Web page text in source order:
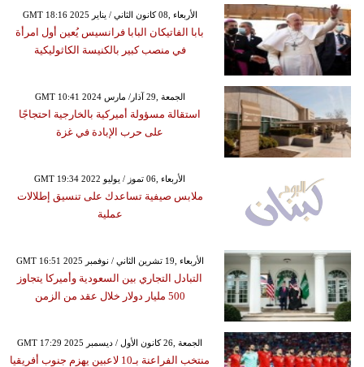
GMT 18:16 2025 الأربعاء ,08 كانون الثاني / يناير
بابا الفاتيكان البابا فرانسيس يُعين أول امرأة
في منصب كبير بالكنيسة الكاثوليكية
GMT 10:41 2024 الجمعة ,29 آذار/ مارس
استقالة مسؤولة أميركية بالخارجية احتجاجًا
على حرب الإبادة في غزة
GMT 19:34 2022 الأربعاء ,06 تموز / يوليو
ملابس صيفية تساعدك على تنسيق إطلالات
عملية
GMT 16:51 2025 الأربعاء ,19 تشرين الثاني / نوفمبر
التبادل التجاري بين السعودية وأميركا يتجاوز
500 مليار دولار خلال عقد من الزمن
GMT 17:29 2025 الجمعة ,26 كانون الأول / ديسمبر
منتخب الفراعنة بـ10 لاعبين يهزم جنوب أفريقيا